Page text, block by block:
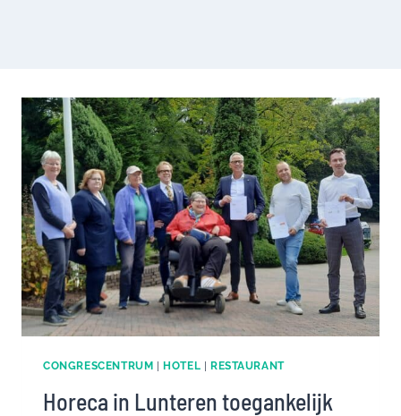
CONGRESCENTRUM |HOTEL | RESTAURANT
Horeca in Lunteren toegankelijk